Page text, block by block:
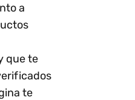
a
que te
te